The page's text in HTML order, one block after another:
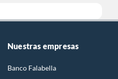
Nuestras empresas
Banco Falabella